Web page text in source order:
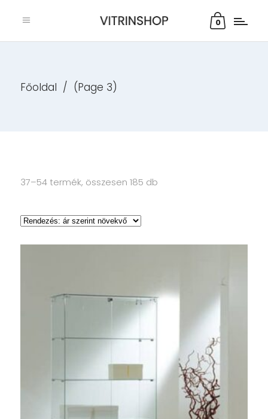
0
Főoldal / (Page 3)
37–54 termék, összesen 185 db